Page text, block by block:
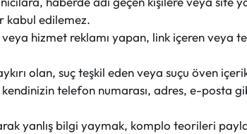
kabul edilemez.
hizmet reklamı yapan, link içeren veya
olan, suç teşkil eden veya suçu öven
telefon numarası, adres, e-posta
yanlış bilgi yaymak, komplo teorileri